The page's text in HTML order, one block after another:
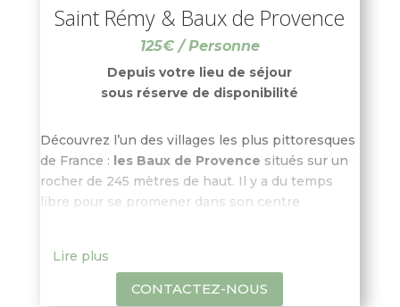
Saint Rémy & Baux de Provence
125€ / Personne
Depuis votre lieu de séjour
sous réserve de disponibilité
Découvrez l’un des villages les plus pittoresques
de France : les Baux de Provence situés sur un
rocher de 245 mètres de haut. Il y a du temps
libre pour se promener dans son centre
du 16ème siècle, l’église St Vincent, joli bâtiment
Lire plus
CONTACTEZ-NOUS